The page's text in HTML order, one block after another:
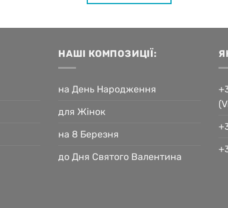
НАШІ КОМПОЗИЦІЇ:
на День Народження
для Жінок
на 8 Березня
до Дня Святого Валентина